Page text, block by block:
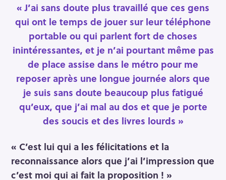
« J’ai sans doute plus travaillé que ces gens
qui ont le temps de jouer sur leur téléphone
portable ou qui parlent fort de choses
inintéressantes, et je n’ai pourtant même pas
de place assise dans le métro pour me
reposer après une longue journée alors que
je suis sans doute beaucoup plus fatigué
qu’eux, que j’ai mal au dos et que je porte
des soucis et des livres lourds »
« C’est lui qui a les félicitations et la
reconnaissance alors que j’ai l’impression que
c’est moi qui ai fait la proposition ! »